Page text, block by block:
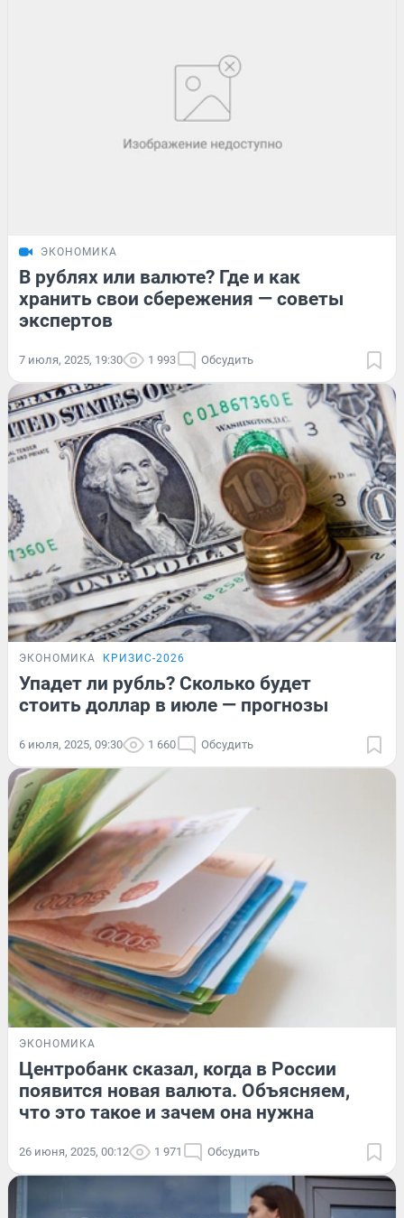
ЭКОНОМИКА
В рублях или валюте? Где и как
хранить свои сбережения — советы
экспертов
7 июля, 2025, 19:30 1 993 Обсудить
ЭКОНОМИКА КРИЗИС-2026
Упадет ли рубль? Сколько будет
стоить доллар в июле — прогнозы
6 июля, 2025, 09:30 1 660 Обсудить
ЭКОНОМИКА
Центробанк сказал, когда в России
появится новая валюта. Объясняем,
что это такое и зачем она нужна
26 июня, 2025, 00:12 1 971 Обсудить